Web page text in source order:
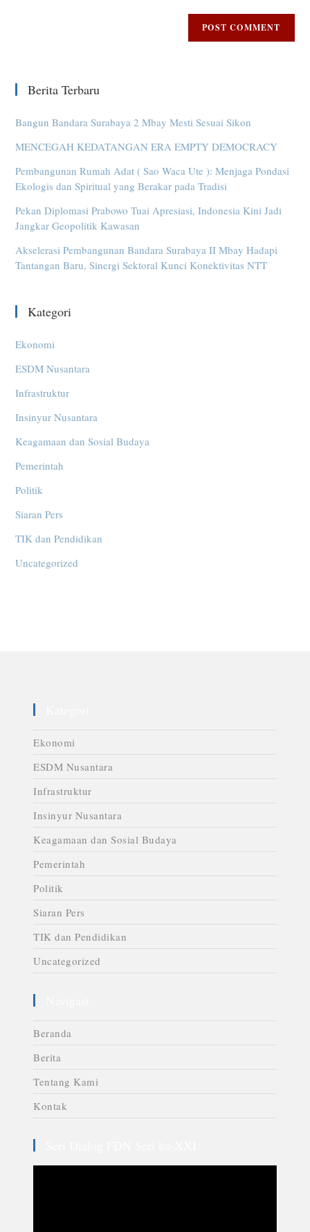
Berita Terbaru
Bangun Bandara Surabaya 2 Mbay Mesti Sesuai Sikon
MENCEGAH KEDATANGAN ERA EMPTY DEMOCRACY
Pembangunan Rumah Adat ( Sao Waca Ute ): Menjaga Pondasi
Ekologis dan Spiritual yang Berakar pada Tradisi
Pekan Diplomasi Prabowo Tuai Apresiasi, Indonesia Kini Jadi
Jangkar Geopolitik Kawasan
Akselerasi Pembangunan Bandara Surabaya II Mbay Hadapi
Tantangan Baru, Sinergi Sektoral Kunci Konektivitas NTT
Kategori
Ekonomi
ESDM Nusantara
Infrastruktur
Insinyur Nusantara
Keagamaan dan Sosial Budaya
Pemerintah
Politik
Siaran Pers
TIK dan Pendidikan
Uncategorized
Ekonomi
ESDM Nusantara
Infrastruktur
Insinyur Nusantara
Keagamaan dan Sosial Budaya
Pemerintah
Politik
Siaran Pers
TIK dan Pendidikan
Uncategorized
Beranda
Berita
Tentang Kami
Kontak